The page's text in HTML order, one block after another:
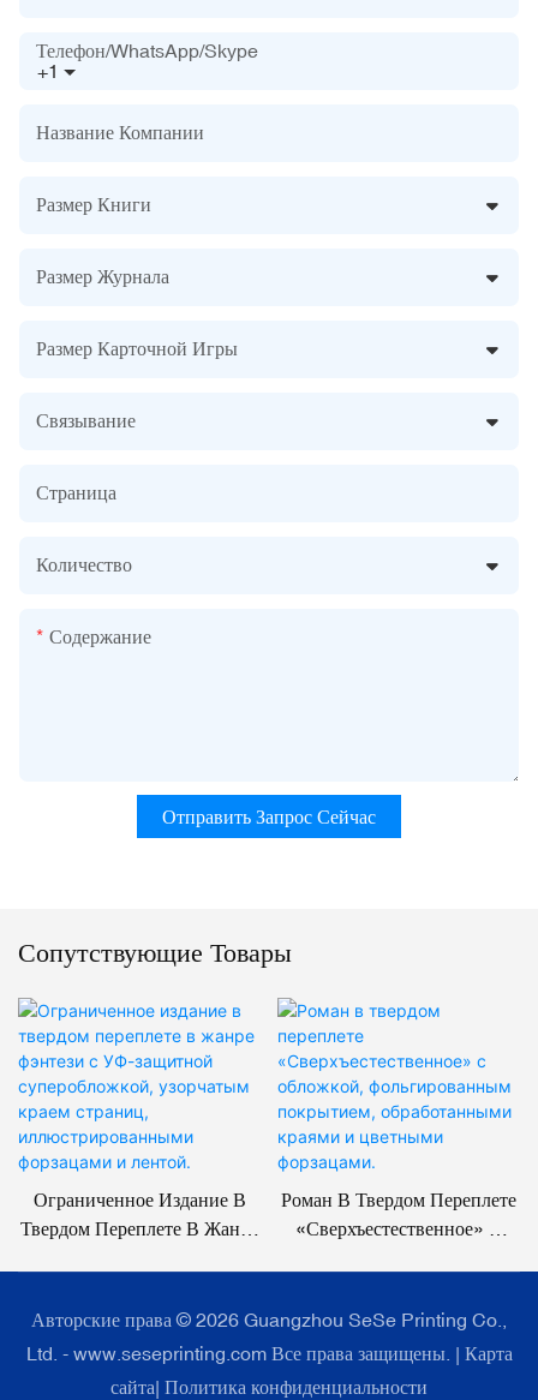
+1
Телефон/WhatsApp/Skype
Название Компании
Размер Книги
Размер Журнала
Размер Карточной Игры
Связывание
Страница
Количество
Содержание
Отправить Запрос Сейчас
Сопутствующие Товары
Ограниченное Издание В
Твердом Переплете В Жанре
Краем Страниц,
Иллюстрированными
Роман В Твердом Переплете
«Сверхъестественное» С
Краями И Цветными
Авторские права © 2026 Guangzhou SeSe Printing Co.,
Ltd. - www.seseprinting.com Все права защищены. | Карта
сайта| Политика конфиденциальности